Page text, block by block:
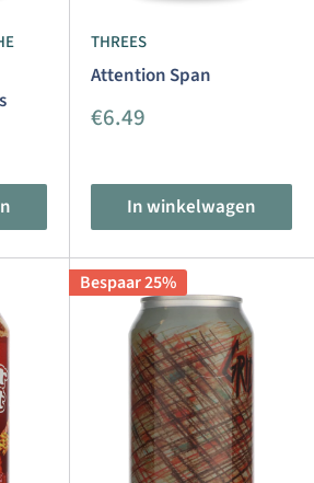
THREES
Attention Span
Aanbiedingsprijs
€6.49
In winkelwagen
Bespaar 25%